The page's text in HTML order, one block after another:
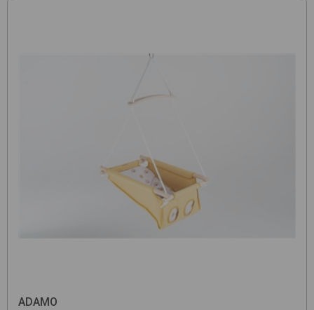
ADAMO